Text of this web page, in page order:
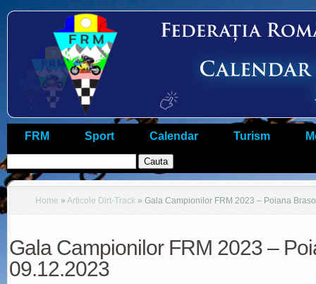
FRM Sport Calendar Turism
Home » Articole Dirt-Track » Gala Campionilor FRM 2023 – Poiana
Gala Campionilor FRM 2023 –
09.12.2023